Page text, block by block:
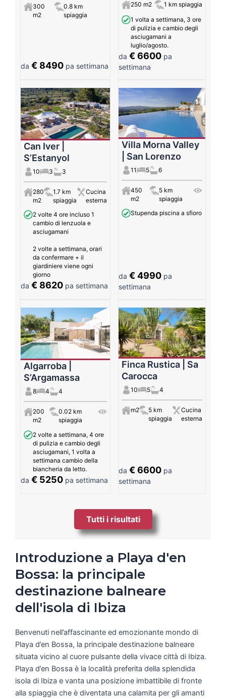
300
m2
0.8 km
spiaggia
da € 8490 pa settimana
250 m2
1 km spiaggia
1 volta a settimana, 3 ore
di pulizia e cambio degli
asciugamani a
luglio/agosto.
da € 6600pa
settimana
Can Iver |
S’Estanyol
10 3 3
280
m2
1.7 km
spiaggia
Cucina
esterna
2 volte 4 ore incluso 1
cambio di lenzuola e
asciugamani
2 volte a settimana, orari
da confermare + il
giardiniere viene ogni
giorno
da € 8620 pa settimana
Villa Morna Valley
| San Lorenzo
11 5 6
450
m2
5 km
spiaggia
Stupenda piscina a sfioro
da € 4990pa
settimana
Algarroba |
S’Argamassa
8 4 4
200
m2
0.02 km
spiaggia
2 volte a settimana, 4 ore
di pulizia e cambio degli
asciugamani, 1 volta a
settimana cambio della
biancheria da letto.
da € 5250 pa settimana
Finca Rustica | Sa
Carocca
10 5 4
m2
5 km
spiaggia
Cucina
esterna
da € 6600pa
settimana
Tutti i risultati
Introduzione a Playa d'en
Bossa: la principale
destinazione balneare
dell'isola di Ibiza
Benvenuti nell’affascinante ed emozionante mondo di
Playa d’en Bossa, la principale destinazione balneare
situata vicino al cuore pulsante della vivace città di Ibiza.
Playa d’en Bossa è la località preferita della splendida
isola di Ibiza e vanta una posizione imbattibile di fronte
alla spiaggia che è diventata una calamita per gli amanti